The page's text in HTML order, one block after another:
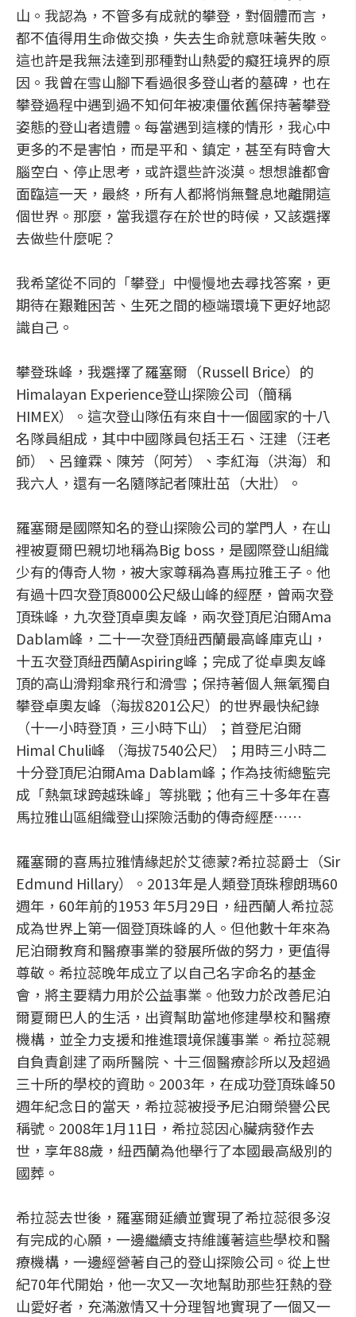
山。我認為，不管多有成就的攀登，對個體而言，
都不值得用生命做交換，失去生命就意味著失敗。
這也許是我無法達到那種對山熱愛的癡狂境界的原
因。我曾在雪山腳下看過很多登山者的墓碑，也在
攀登過程中遇到過不知何年被凍僵依舊保持著攀登
姿態的登山者遺體。每當遇到這樣的情形，我心中
更多的不是害怕，而是平和、鎮定，甚至有時會大
腦空白、停止思考，或許還些許淡漠。想想誰都會
面臨這一天，最終，所有人都將悄無聲息地離開這
個世界。那麼，當我還存在於世的時候，又該選擇
去做些什麼呢？
我希望從不同的「攀登」中慢慢地去尋找答案，更
期待在艱難困苦、生死之間的極端環境下更好地認
識自己。
攀登珠峰，我選擇了羅塞爾（Russell Brice）的
Himalayan Experience登山探險公司（簡稱
HIMEX）。這次登山隊伍有來自十一個國家的十八
名隊員組成，其中中國隊員包括王石、汪建（汪老
師）、呂鐘霖、陳芳（阿芳）、李紅海（洪海）和
我六人，還有一名隨隊記者陳壯茁（大壯）。
羅塞爾是國際知名的登山探險公司的掌門人，在山
裡被夏爾巴親切地稱為Big boss，是國際登山組織
少有的傳奇人物，被大家尊稱為喜馬拉雅王子。他
有過十四次登頂8000公尺級山峰的經歷，曾兩次登
頂珠峰，九次登頂卓奧友峰，兩次登頂尼泊爾Ama
Dablam峰，二十一次登頂紐西蘭最高峰庫克山，
十五次登頂紐西蘭Aspiring峰；完成了從卓奧友峰
頂的高山滑翔傘飛行和滑雪；保持著個人無氧獨自
攀登卓奧友峰（海拔8201公尺）的世界最快紀錄
（十一小時登頂，三小時下山）；首登尼泊爾
Himal Chuli峰 （海拔7540公尺）；用時三小時二
十分登頂尼泊爾Ama Dablam峰；作為技術總監完
成「熱氣球跨越珠峰」等挑戰；他有三十多年在喜
馬拉雅山區組織登山探險活動的傳奇經歷……
羅塞爾的喜馬拉雅情緣起於艾德蒙?希拉蕊爵士（Sir
Edmund Hillary）。2013年是人類登頂珠穆朗瑪60
週年，60年前的1953 年5月29日，紐西蘭人希拉蕊
成為世界上第一個登頂珠峰的人。但他數十年來為
尼泊爾教育和醫療事業的發展所做的努力，更值得
尊敬。希拉蕊晚年成立了以自己名字命名的基金
會，將主要精力用於公益事業。他致力於改善尼泊
爾夏爾巴人的生活，出資幫助當地修建學校和醫療
機構，並全力支援和推進環境保護事業。希拉蕊親
自負責創建了兩所醫院、十三個醫療診所以及超過
三十所的學校的資助。2003年，在成功登頂珠峰50
週年紀念日的當天，希拉蕊被授予尼泊爾榮譽公民
稱號。2008年1月11日，希拉蕊因心臟病發作去
世，享年88歲，紐西蘭為他舉行了本國最高級別的
國葬。
希拉蕊去世後，羅塞爾延續並實現了希拉蕊很多沒
有完成的心願，一邊繼續支持維護著這些學校和醫
療機構，一邊經營著自己的登山探險公司。從上世
紀70年代開始，他一次又一次地幫助那些狂熱的登
山愛好者，充滿激情又十分理智地實現了一個又一